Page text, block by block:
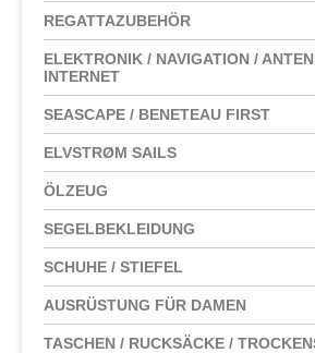
REGATTAZUBEHÖR
ELEKTRONIK / NAVIGATION /
INTERNET
SEASCAPE / BENETEAU FIRST
ELVSTRØM SAILS
ÖLZEUG
SEGELBEKLEIDUNG
SCHUHE / STIEFEL
AUSRÜSTUNG FÜR DAMEN
TASCHEN / RUCKSÄCKE /